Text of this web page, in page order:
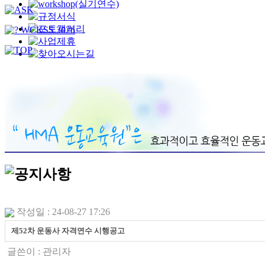
작성일 : 24-08-27 17:26
제52차 운동사 자격연수 시행공고
글쓴이 : 관리자